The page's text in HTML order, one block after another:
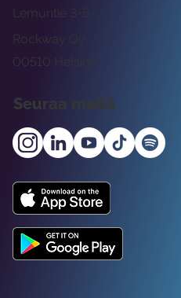
Rockway Oy
Lemuntie 3-5
00510 Helsinki
Seuraa meitä